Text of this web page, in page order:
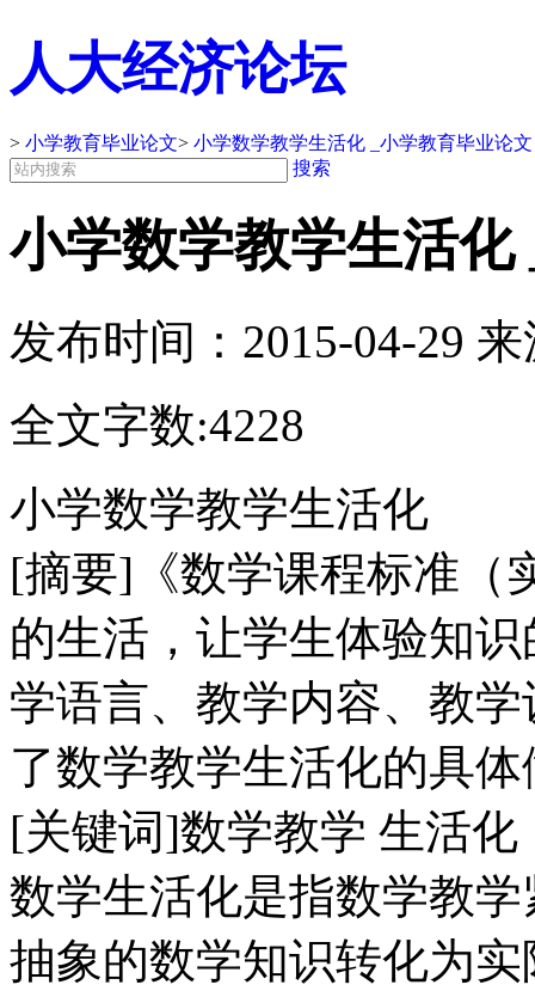
人大经济论坛
> 小学教育毕业论文> 小学数学教学生活化 _小学教育毕业论文
搜索
小学数学教学生活
发布时间： 2015-04-29 来
全文字数:4228
小学数学教学生活化
[摘要]《数学课程标准（
的生活，让学生体验知
学语言、教学内容、教
了数学教学生活化的具
[关键词]数学教学 生活化
数学生活化是指数学教
抽象的数学知识转化为